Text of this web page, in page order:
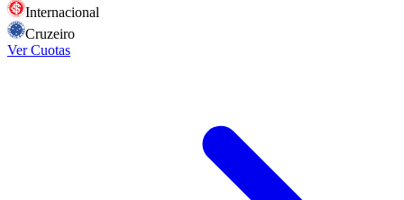
Internacional
Cruzeiro
Ver Cuotas